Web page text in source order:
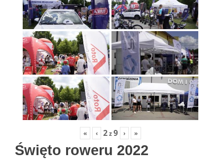
« ‹ 2z9 › »
Święto roweru 2022